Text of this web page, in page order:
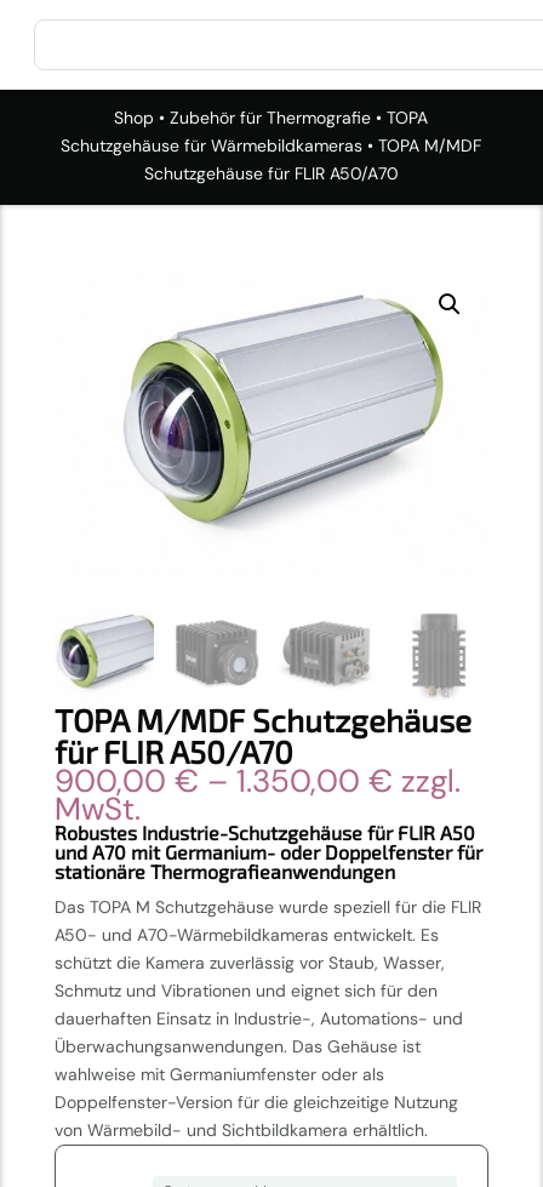
Shop •Zubehör für Thermografie •TOPA
Schutzgehäuse für Wärmebildkameras • TOPA M/MDF
Schutzgehäuse für FLIR A50/A70
TOPA M/MDF Schutzgehäuse
für FLIR A50/A70
900,00 € –1.350,00 €
900,00 €
bis
1.350,00
zzgl.
MwSt.
Robustes Industrie-Schutzgehäuse für FLIR A50
und A70 mit Germanium- oder Doppelfenster für
stationäre Thermografieanwendungen
Das TOPA M Schutzgehäuse wurde speziell für die FLIR
A50- und A70-Wärmebildkameras entwickelt. Es
schützt die Kamera zuverlässig vor Staub, Wasser,
Schmutz und Vibrationen und eignet sich für den
dauerhaften Einsatz in Industrie-, Automations- und
Überwachungsanwendungen. Das Gehäuse ist
wahlweise mit Germaniumfenster oder als
Doppelfenster-Version für die gleichzeitige Nutzung
von Wärmebild- und Sichtbildkamera erhältlich.